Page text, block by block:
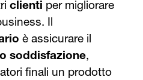
clienti per migliorare
Il
è assicurare il
soddisfazione,
finali un prodotto